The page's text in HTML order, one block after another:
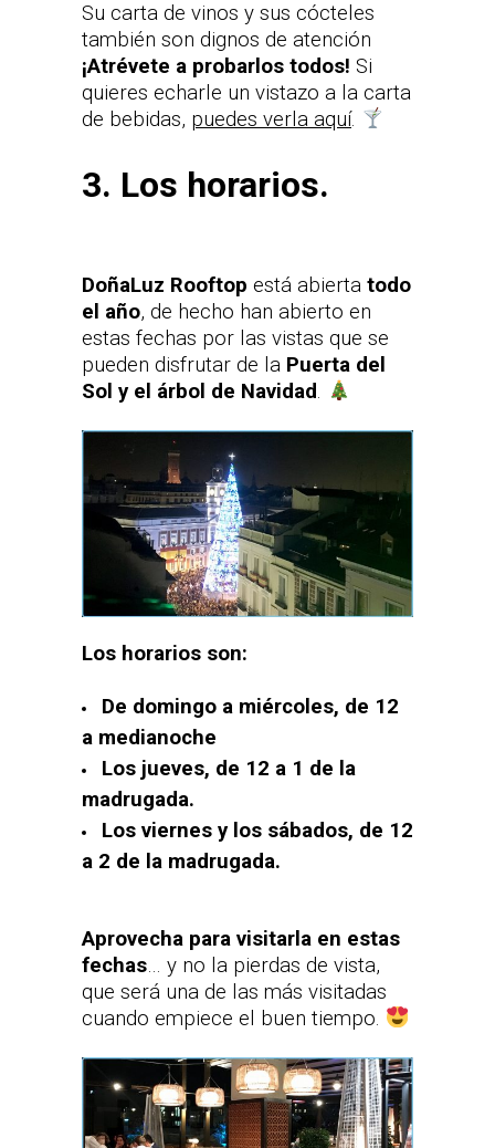
Su carta de vinos y sus cócteles
también son dignos de atención
¡Atrévete a probarlos todos! Si
quieres echarle un vistazo a la carta
de bebidas, puedes verla aquí.
3. Los horarios.
DoñaLuz Rooftop está abierta todo
el año, de hecho han abierto en
estas fechas por las vistas que se
pueden disfrutar de la Puerta del
Sol y el árbol de Navidad.
Los horarios son:
De domingo a miércoles, de 12
a medianoche
Los jueves, de 12 a 1 de la
madrugada.
Los viernes y los sábados, de 12
a 2 de la madrugada.
Aprovecha para visitarla en estas
fechas… y no la pierdas de vista,
que será una de las más visitadas
cuando empiece el buen tiempo.